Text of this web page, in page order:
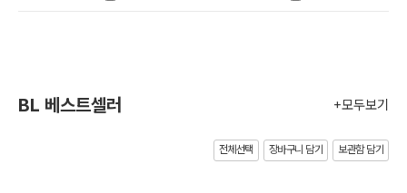
BL 베스트셀러 +모두보기
전체선택 장바구니 담기 보관함 담기